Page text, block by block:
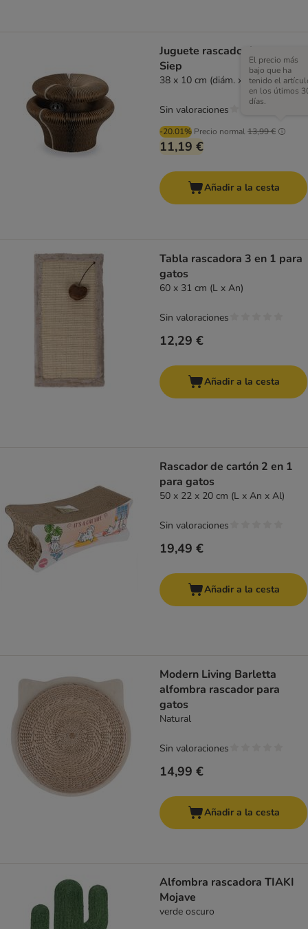
Juguete rascador beeztees
Siep
38 x 10 cm (diám. x Al)
-20.01% Precio normal13,99 €
El precio más
bajo que ha
tenido el
en los útimos
días.
11,19 €
Sin valoraciones
Añadir a la cesta
Tabla rascadora 3 en 1 para
gatos
60 x 31 cm (L x An)
12,29 €
Sin valoraciones
Añadir a la cesta
Rascador de cartón 2 en 1
para gatos
50 x 22 x 20 cm (L x An x Al)
19,49 €
Sin valoraciones
Añadir a la cesta
Modern Living Barletta
alfombra rascador para
gatos
Natural
14,99 €
Sin valoraciones
Añadir a la cesta
Alfombra rascadora TIAKI
Mojave
verde oscuro